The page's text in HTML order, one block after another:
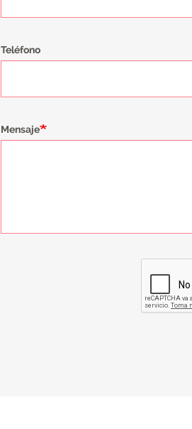
Teléfono
Mensaje